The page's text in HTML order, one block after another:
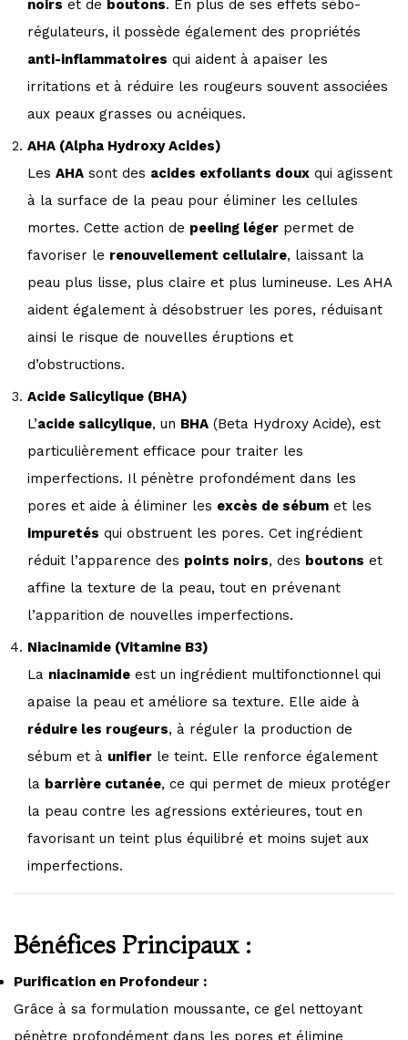
noirs et de boutons. En plus de ses effets sébo-
régulateurs, il possède également des propriétés
anti-inflammatoires qui aident à apaiser les
irritations et à réduire les rougeurs souvent associées
aux peaux grasses ou acnéiques.
AHA (Alpha Hydroxy Acides)
Les AHA sont des acides exfoliants doux qui agissent
à la surface de la peau pour éliminer les cellules
mortes. Cette action de peeling léger permet de
favoriser le renouvellement cellulaire, laissant la
peau plus lisse, plus claire et plus lumineuse. Les AHA
aident également à désobstruer les pores, réduisant
ainsi le risque de nouvelles éruptions et
d’obstructions.
Acide Salicylique (BHA)
L’acide salicylique, un BHA (Beta Hydroxy Acide), est
particulièrement efficace pour traiter les
imperfections. Il pénètre profondément dans les
pores et aide à éliminer les excès de sébum et les
impuretés qui obstruent les pores. Cet ingrédient
réduit l’apparence des points noirs, des boutons et
affine la texture de la peau, tout en prévenant
l’apparition de nouvelles imperfections.
Niacinamide (Vitamine B3)
La niacinamide est un ingrédient multifonctionnel qui
apaise la peau et améliore sa texture. Elle aide à
réduire les rougeurs, à réguler la production de
sébum et à unifier le teint. Elle renforce également
la barrière cutanée, ce qui permet de mieux protéger
la peau contre les agressions extérieures, tout en
favorisant un teint plus équilibré et moins sujet aux
imperfections.
Bénéfices Principaux :
Purification en Profondeur :
Grâce à sa formulation moussante, ce gel nettoyant
pénètre profondément dans les pores et élimine